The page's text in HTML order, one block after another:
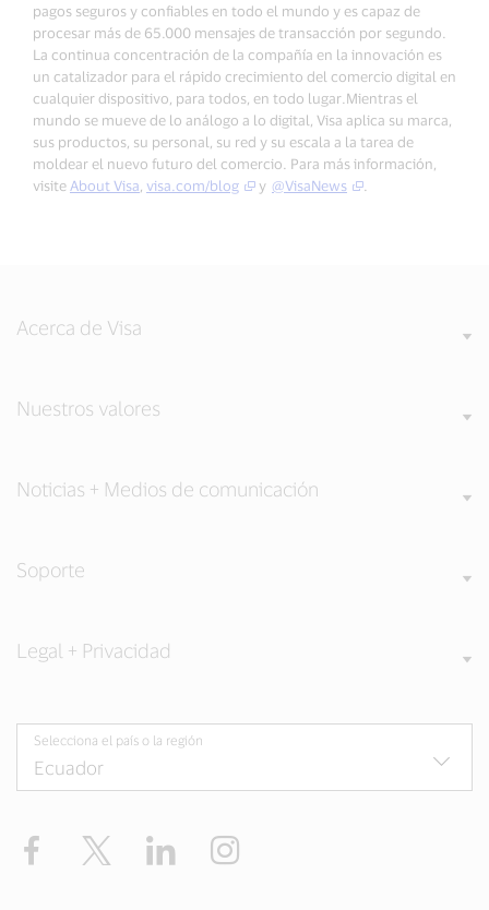
pagos seguros y confiables en todo el mundo y es capaz de
procesar más de 65.000 mensajes de transacción por segundo.
La continua concentración de la compañía en la innovación es
un catalizador para el rápido crecimiento del comercio digital en
cualquier dispositivo, para todos, en todo lugar.Mientras el
mundo se mueve de lo análogo a lo digital, Visa aplica su marca,
sus productos, su personal, su red y su escala a la tarea de
moldear el nuevo futuro del comercio. Para más información,
visiteAbout Visa, visa.com/blog y @VisaNews .
Acerca de Visa
Nuestros valores
Noticias + Medios de comunicación
Soporte
Legal + Privacidad
Selecciona el país o la región
Facebook Twitter LinkedIn